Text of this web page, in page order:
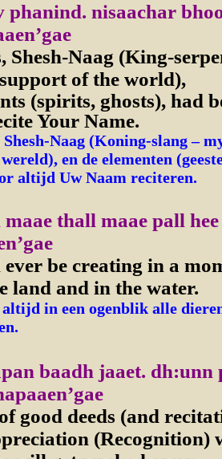
phanind. nisaachar
Shesh-Naag (King-
of the world),
(spirits, ghosts), had
Your Name.
Shesh-Naag (Koning-slang –
en de elementen
altijd Uw Naam reciteren.
thall maae pall
be creating in a
land and in the water.
in een ogenblik alle
baadh jaaet. dh:unn
good deeds (and
(Recognition)